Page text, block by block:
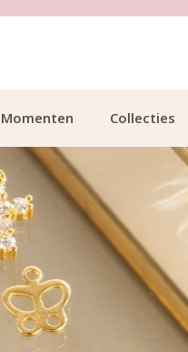
Momenten Collecties